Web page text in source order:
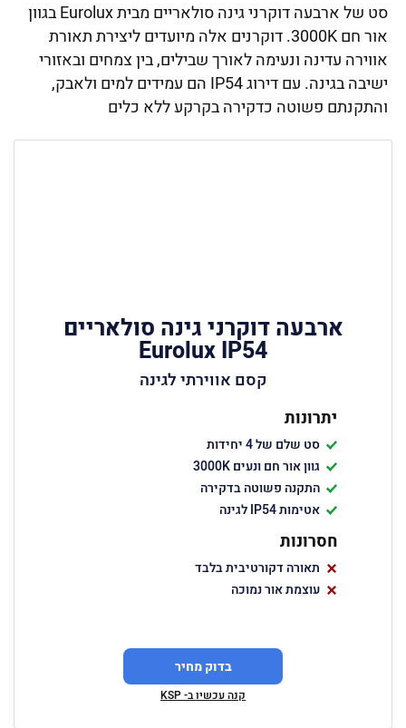
סט של ארבעה דוקרני גינה סולאריים מבית Eurolux בגוון
אור חם 3000K. דוקרנים אלה מיועדים ליצירת תאורת
אווירה עדינה ונעימה לאורך שבילים, בין צמחים ובאזורי
ישיבה בגינה. עם דירוג IP54 הם עמידים למים ולאבק,
והתקנתם פשוטה כדקירה בקרקע ללא כלים
ארבעה דוקרני גינה סולאריים
Eurolux IP54
קסם אווירתי לגינה
יתרונות
סט שלם של 4 יחידות
גוון אור חם ונעים 3000K
התקנה פשוטה בדקירה
אטימות IP54 לגינה
חסרונות
תאורה דקורטיבית בלבד
עוצמת אור נמוכה
בדוק מחיר
קנה עכשיו ב- KSP